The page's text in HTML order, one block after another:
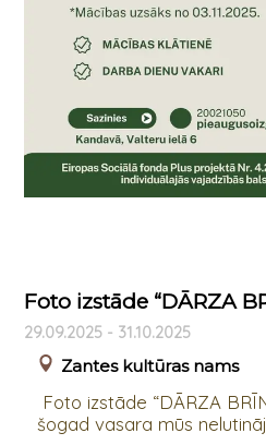
Foto izstāde “DĀRZA
29.09.2025 - 31.10.2025
Zantes kultūras nams
Foto izstāde “DĀRZA
šogad vasara mūs